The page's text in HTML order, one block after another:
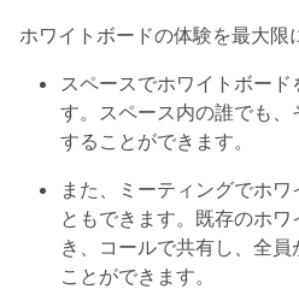
ホワイトボードの体験を最大限
スペースでホワイトボード
す。スペース内の誰でも
することができます。
また、ミーティングでホ
ともできます。既存のホ
き、コールで共有し、全
ことができます。